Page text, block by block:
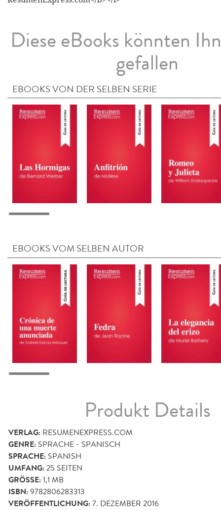
Diese eBooks könnten
gefallen
EBOOKS VON DER SELBEN SERIE
EBOOKS VOM SELBEN AUTOR
Produkt Details
VERLAG: RESUMENEXPRESS.COM
GENRE: SPRACHE - SPANISCH
SPRACHE: SPANISH
UMFANG:25 SEITEN
GRÖSSE: 1,1 MB
ISBN:9782806283313
VERÖFFENTLICHUNG:7. DEZEMBER 2016